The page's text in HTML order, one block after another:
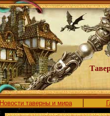
Новости таверны и мира